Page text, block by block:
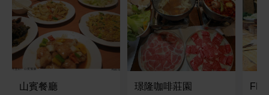
山賓餐廳 璟隆咖啡莊園